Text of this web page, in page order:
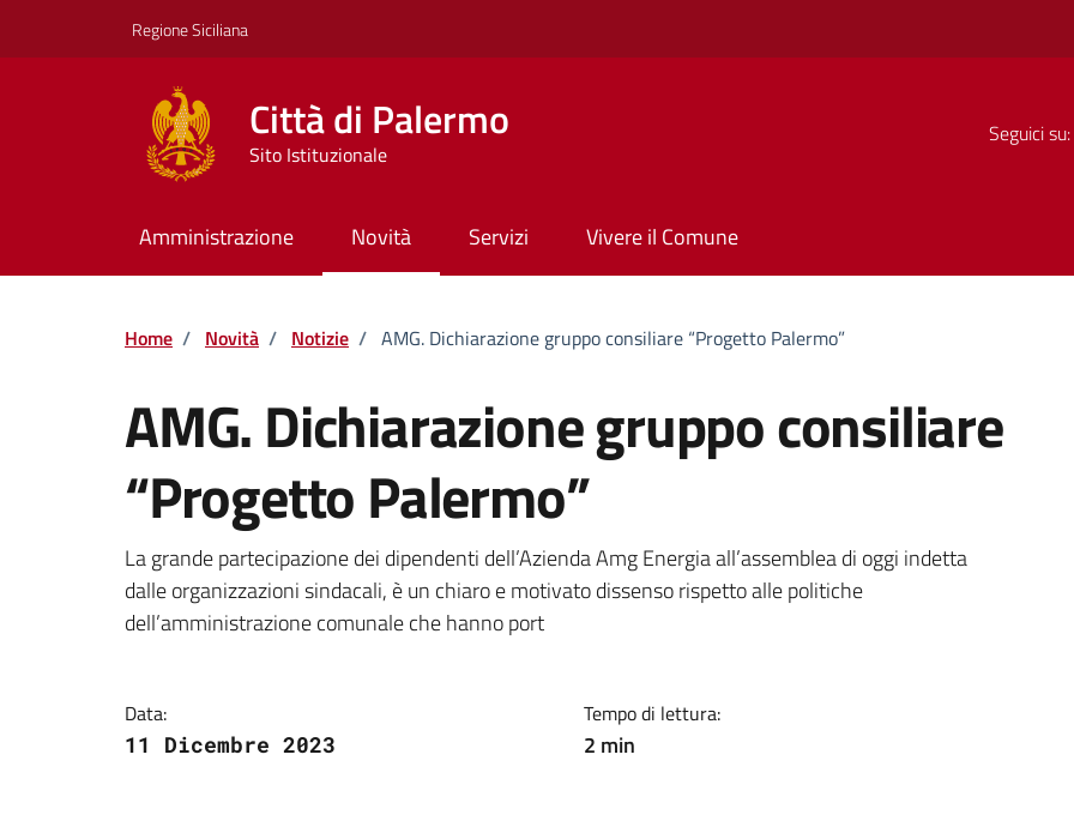
Regione Siciliana
Città di Palermo
Sito Istituzionale
Seguici su:
Amministrazione Novità Servizi Vivere il Comune
Home / Novità / Notizie / AMG. Dichiarazione gruppo consiliare “Progetto Palermo”
AMG. Dichiarazione gruppo consiliare
“Progetto Palermo”
Dettagli della notizia
La grande partecipazione dei dipendenti dell’Azienda Amg Energia all’assemblea di oggi indetta
dalle organizzazioni sindacali, è un chiaro e motivato dissenso rispetto alle politiche
dell’amministrazione comunale che hanno port
Data:
11 Dicembre 2023
Tempo di lettura:
2 min